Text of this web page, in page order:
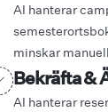
AI hanterar
minskar
Bekräfta &
AI hanterar